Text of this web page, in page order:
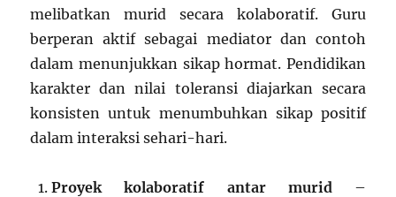
melibatkan murid secara kolaboratif. Guru
berperan aktif sebagai mediator dan contoh
dalam menunjukkan sikap hormat. Pendidikan
karakter dan nilai toleransi diajarkan secara
konsisten untuk menumbuhkan sikap positif
dalam interaksi sehari-hari.
Proyek kolaboratif antar murid–